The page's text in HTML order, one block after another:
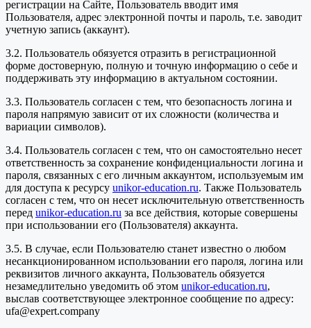
регистрации на Сайте, Пользователь вводит имя
Пользователя, адрес электронной почты и пароль, т.е. заводит
учетную запись (аккаунт).
3.2. Пользователь обязуется отразить в регистрационной
форме достоверную, полную и точную информацию о себе и
поддерживать эту информацию в актуальном состоянии.
3.3. Пользователь согласен с тем, что безопасность логина и
пароля напрямую зависит от их сложности (количества и
вариации символов).
3.4. Пользователь согласен с тем, что он самостоятельно несет
ответственность за сохранение конфиденциальности логина и
пароля, связанных с его личным аккаунтом, используемым им
для доступа к ресурсу unikor-education.ru. Также Пользователь
согласен с тем, что он несет исключительную ответственность
перед unikor-education.ru за все действия, которые совершены
при использовании его (Пользователя) аккаунта.
3.5. В случае, если Пользователю станет известно о любом
несанкционированном использовании его пароля, логина или
реквизитов личного аккаунта, Пользователь обязуется
незамедлительно уведомить об этом unikor-education.ru,
выслав соответствующее электронное сообщение по адресу:
ufa@expert.company